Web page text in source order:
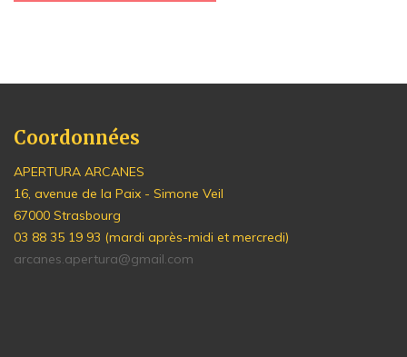
Coordonnées
APERTURA ARCANES
16, avenue de la Paix - Simone Veil
67000 Strasbourg
03 88 35 19 93 (mardi après-midi et mercredi)
arcanes.apertura@gmail.com